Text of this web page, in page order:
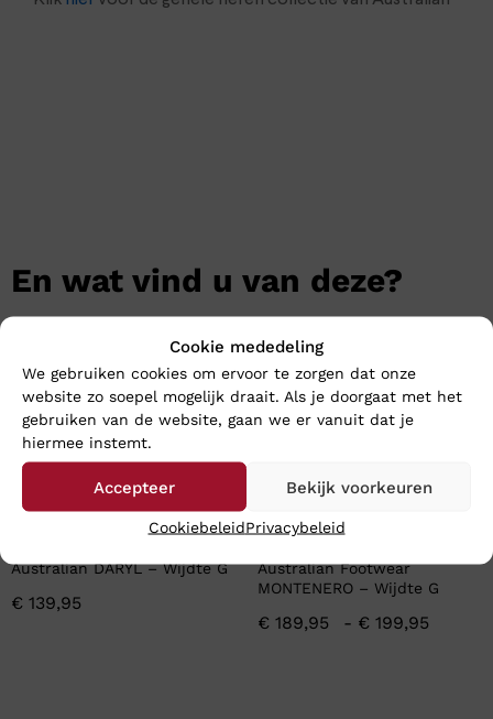
Cookie mededeling
We gebruiken cookies om ervoor te zorgen dat onze
website zo soepel mogelijk draait. Als je doorgaat met het
gebruiken van de website, gaan we er vanuit dat je
hiermee instemt.
Accepteer Bekijk voorkeuren
CookiebeleidPrivacybeleid
En wat vind u van deze?
Australian DARYL – Wijdte G
€ 139,95
Australian Footwear
MONTENERO – Wijdte G
€ 189,95 - € 199,95